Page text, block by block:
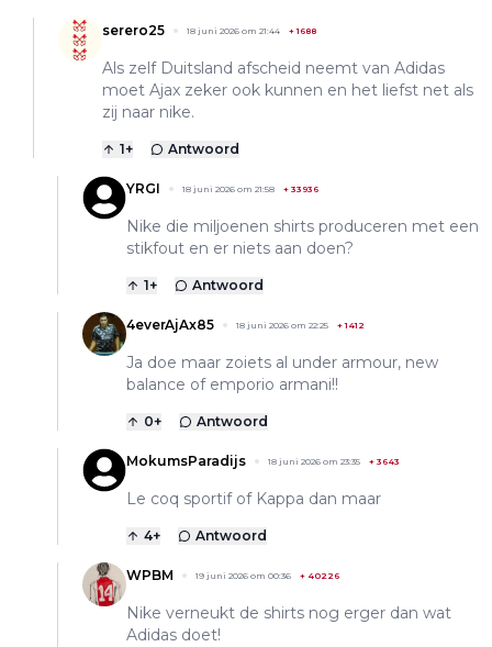
serero25 18 juni 2026 om 21:44 +1688
Als zelf Duitsland afscheid neemt van Adidas
moet Ajax zeker ook kunnen en het liefst net als
zij naar nike.
1+ Antwoord
YRGI 18 juni 2026 om 21:58 + 33936
Nike die miljoenen shirts produceren met een
stikfout en er niets aan doen?
1+ Antwoord
4everAjAx85 18 juni 2026 om 22:25 +1412
Ja doe maar zoiets al under armour, new
balance of emporio armani!!
0+ Antwoord
MokumsParadijs 18 juni 2026 om 23:35 + 3643
Le coq sportif of Kappa dan maar
4+ Antwoord
WPBM 19 juni 2026 om 00:36 + 40226
Nike verneukt de shirts nog erger dan wat
Adidas doet!